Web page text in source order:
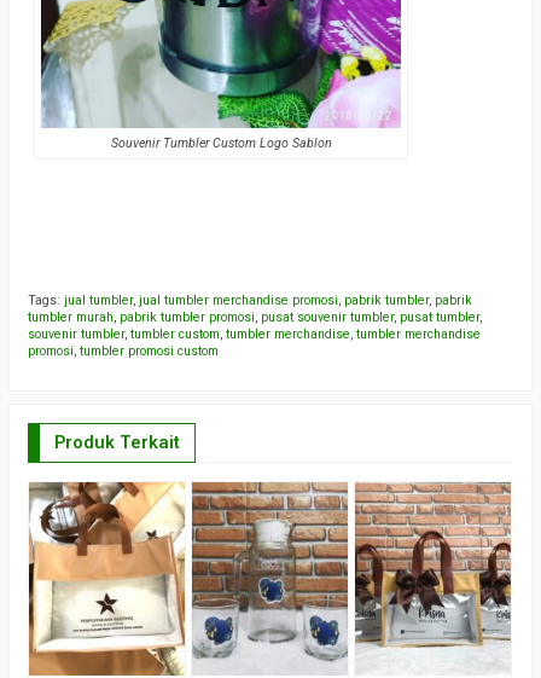
Souvenir Tumbler Custom Logo Sablon
Tags: jual tumbler, jual tumbler merchandise promosi, pabrik tumbler, pabrik
tumbler murah, pabrik tumbler promosi, pusat souvenir tumbler, pusat tumbler,
souvenir tumbler, tumbler custom, tumbler merchandise, tumbler merchandise
promosi, tumbler promosi custom
Produk Terkait